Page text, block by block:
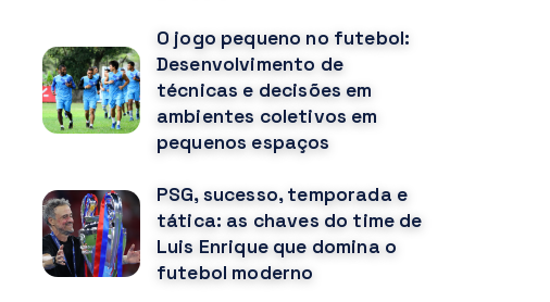
O jogo pequeno no futebol:
Desenvolvimento de
técnicas e decisões em
ambientes coletivos em
pequenos espaços
PSG, sucesso, temporada e
tática: as chaves do time de
Luis Enrique que domina o
futebol moderno